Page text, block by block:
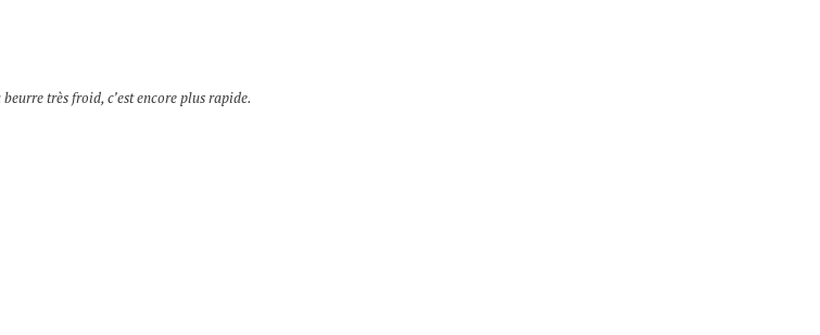
très froid, c’est encore plus rapide.